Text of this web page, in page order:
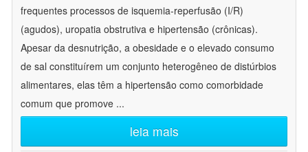
frequentes processos de isquemia-reperfusão (I/R)
(agudos), uropatia obstrutiva e hipertensão (crônicas).
Apesar da desnutrição, a obesidade e o elevado consumo
de sal constituírem um conjunto heterogêneo de distúrbios
alimentares, elas têm a hipertensão como comorbidade
comum que promove ...
leia mais